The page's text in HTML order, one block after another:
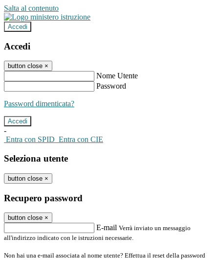
Salta al contenuto
Accedi
Accedi
button close ×
Nome Utente
Password
Password dimenticata?
-
Entra con SPID Entra con CIE
Seleziona utente
button close ×
Recupero password
button close ×
E-mail Verrà inviato un messaggio
all'indirizzo indicato con le istruzioni necessarie.
Non hai una e-mail associata al nome utente? Effettua il reset della password